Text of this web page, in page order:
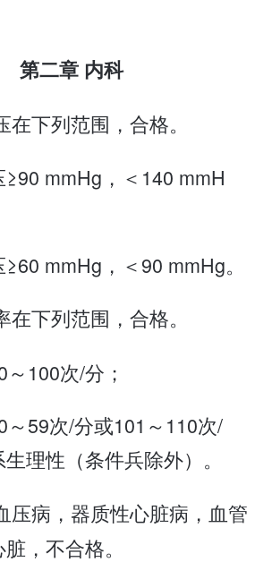
第二章 内科
在下列范围，合格。
≥90 mmHg，＜140 mmH
≥60 mmHg，＜90 mmHg。
在下列范围，合格。
～100次/分；
～59次/分或101～110次/
理性（条件兵除外）。
压病，器质性心脏病，血管
，不合格。